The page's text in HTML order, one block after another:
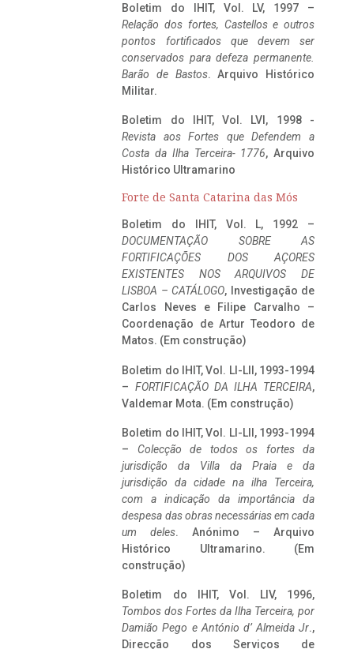
Boletim do IHIT, Vol. LV, 1997 –
Relação dos fortes, Castellos e outros
pontos fortificados que devem ser
conservados para defeza permanente.
Barão de Bastos. Arquivo Histórico
Militar.
Boletim do IHIT, Vol. LVI, 1998 -
Revista aos Fortes que Defendem a
Costa da Ilha Terceira- 1776, Arquivo
Histórico Ultramarino
Forte de Santa Catarina das Mós
Boletim do IHIT, Vol. L, 1992 –
DOCUMENTAÇÃO SOBRE AS
FORTIFICAÇÕES DOS AÇORES
EXISTENTES NOS ARQUIVOS DE
LISBOA – CATÁLOGO, Investigação de
Carlos Neves e Filipe Carvalho –
Coordenação de Artur Teodoro de
Matos. (Em construção)
Boletim do IHIT, Vol. LI-LII, 1993-1994
– FORTIFICAÇÃO DA ILHA TERCEIRA,
Valdemar Mota. (Em construção)
Boletim do IHIT, Vol. LI-LII, 1993-1994
– Colecção de todos os fortes da
jurisdição da Villa da Praia e da
jurisdição da cidade na ilha Terceira,
com a indicação da importância da
despesa das obras necessárias em cada
um deles. Anónimo – Arquivo
Histórico Ultramarino. (Em
construção)
Boletim do IHIT, Vol. LIV, 1996,
Tombos dos Fortes da Ilha Terceira, por
Damião Pego e António d’ Almeida Jr.,
Direcção dos Serviços de